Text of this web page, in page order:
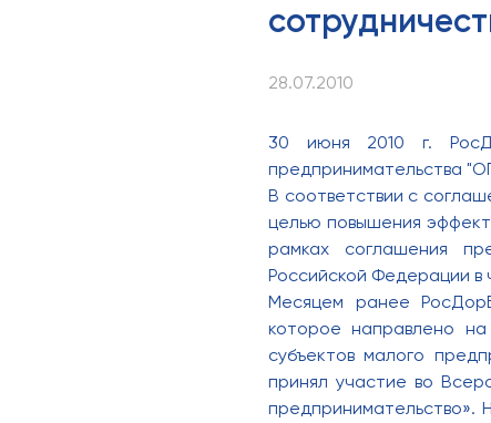
28.07.2010
30 июня 2010 г.
предпринимательства
В соответствии с
целью повышения
рамках соглашения
Российской Федерации в
Месяцем ранее
которое направлено
субъектов малого
принял участие во
предпринимательство».